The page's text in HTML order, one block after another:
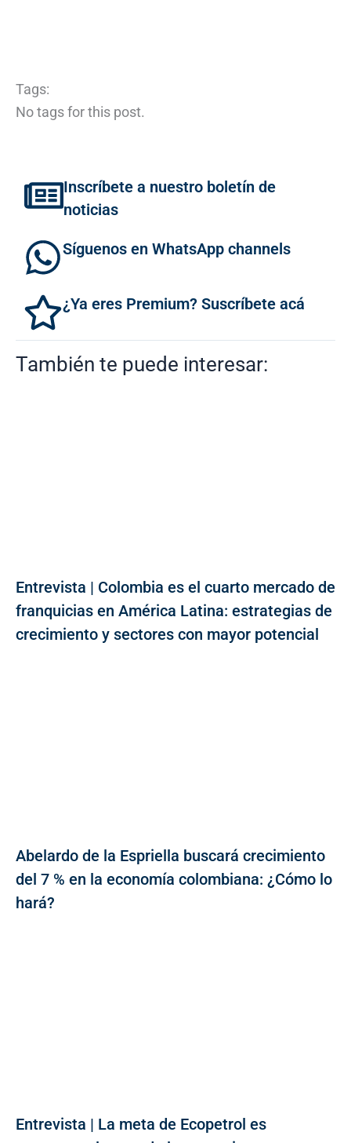
Tags:
No tags for this post.
Inscríbete a nuestro boletín de
noticias
Síguenos en WhatsApp channels
¿Ya eres Premium? Suscríbete acá
También te puede interesar:
Entrevista | Colombia es el cuarto mercado de
franquicias en América Latina: estrategias de
crecimiento y sectores con mayor potencial
Abelardo de la Espriella buscará crecimiento
del 7 % en la economía colombiana: ¿Cómo lo
hará?
Entrevista | La meta de Ecopetrol es